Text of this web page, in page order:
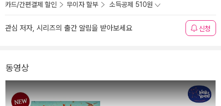
카드/간편결제 할인 무이자 할부 소득공제 510원
관심 저자, 시리즈의 출간 알림을 받아보세요 신청
동영상